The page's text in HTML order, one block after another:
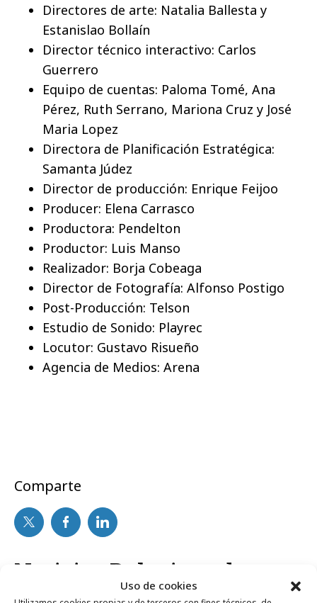
Uso de cookies
Directores de arte: Natalia Ballesta y
Estanislao Bollaín
Director técnico interactivo: Carlos
Guerrero
Equipo de cuentas: Paloma Tomé, Ana
Pérez, Ruth Serrano, Mariona Cruz y José
Maria Lopez
Directora de Planificación Estratégica:
Samanta Júdez
Director de producción: Enrique Feijoo
Producer: Elena Carrasco
Productora: Pendelton
Productor: Luis Manso
Realizador: Borja Cobeaga
Director de Fotografía: Alfonso Postigo
Post-Producción: Telson
Estudio de Sonido: Playrec
Locutor: Gustavo Risueño
Agencia de Medios: Arena
Comparte
Noticias Relacionadas